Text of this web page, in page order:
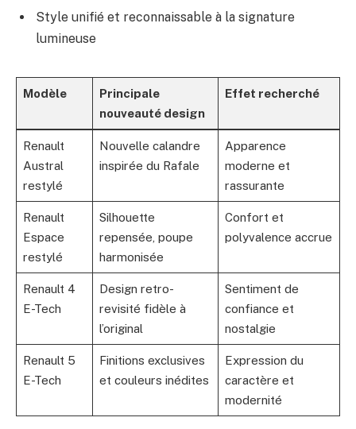
Style unifié et reconnaissable à la signature
lumineuse
Modèle
Principale
nouveauté design
Effet recherché
Renault
Austral
restylé
Nouvelle calandre
inspirée du Rafale
Apparence
moderne et
rassurante
Renault
Espace
restylé
Silhouette
repensée, poupe
harmonisée
Confort et
polyvalence accrue
Renault 4
E-Tech
Design retro-
revisité fidèle à
l’original
Sentiment de
confiance et
nostalgie
Renault 5
E-Tech
Finitions exclusives
et couleurs inédites
Expression du
caractère et
modernité